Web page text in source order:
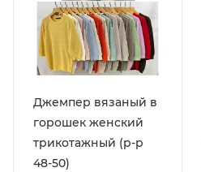
Джемпер вязаный в
горошек женский
трикотажный (р-р
48-50)